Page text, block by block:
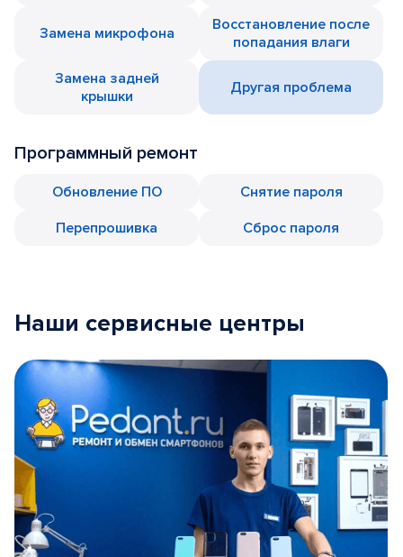
Замена микрофона
Восстановление после
попадания влаги
Замена задней
крышки
Другая проблема
Программный ремонт
Обновление ПО
Снятие пароля
Перепрошивка
Сброс пароля
Наши сервисные центры